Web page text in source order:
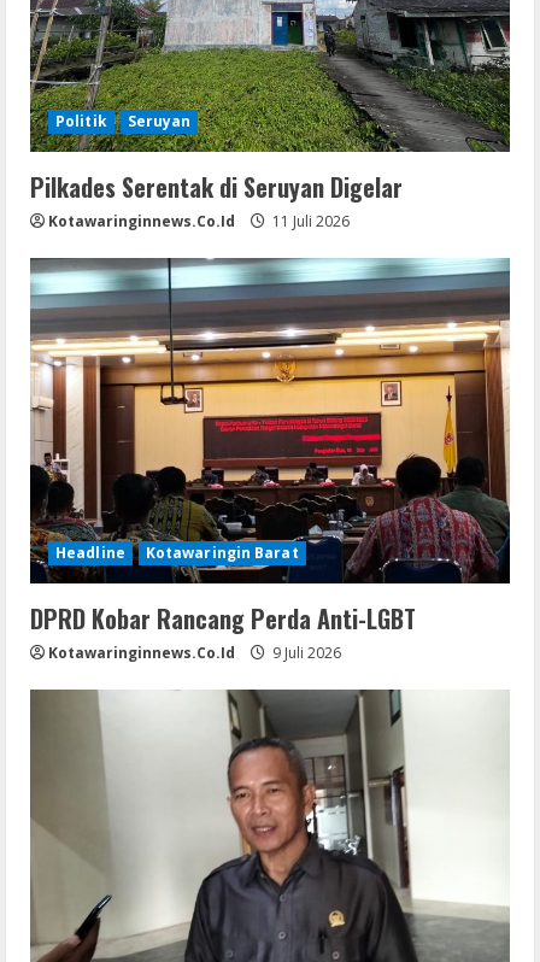
Politik Seruyan
Pilkades Serentak di Seruyan Digelar
Kotawaringinnews.co.id 11 Juli 2026
Headline Kotawaringin Barat
DPRD Kobar Rancang Perda Anti-LGBT
Kotawaringinnews.co.id 9 Juli 2026